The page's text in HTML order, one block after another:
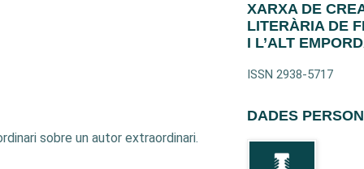
sobre un autor extraordinari.
XARXA DE
LITERÀRIA DE
I L’ALT
ISSN 2938-5717
DADES